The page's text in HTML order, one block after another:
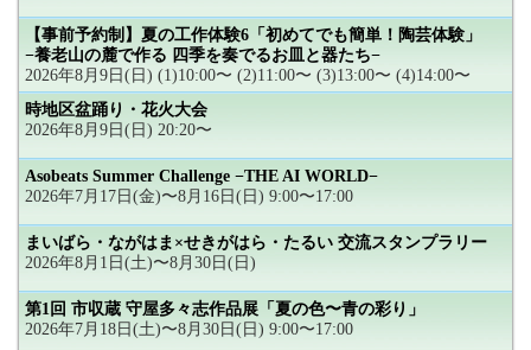
【事前予約制】夏の工作体験6「初めてでも簡単！陶芸体験」
−養老山の麓で作る 四季を奏でるお皿と器たち−
2026年8月9日(日) (1)10:00〜 (2)11:00〜 (3)13:00〜 (4)14:00〜
時地区盆踊り・花火大会
2026年8月9日(日) 20:20〜
Asobeats Summer Challenge −THE AI WORLD−
2026年7月17日(金)〜8月16日(日) 9:00〜17:00
まいばら・ながはま×せきがはら・たるい 交流スタンプラリー
2026年8月1日(土)〜8月30日(日)
第1回 市収蔵 守屋多々志作品展「夏の色〜青の彩り」
2026年7月18日(土)〜8月30日(日) 9:00〜17:00